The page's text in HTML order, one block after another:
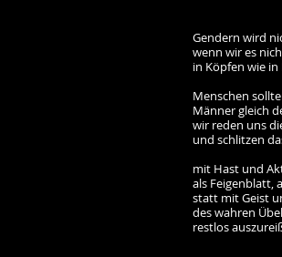
Gendern wird
wenn wir es
in Köpfen wie in
Menschen
Männer gleich
wir reden uns
und schlitzen
mit Hast und
als Feigenblatt,
statt mit Geist
des wahren
restlos